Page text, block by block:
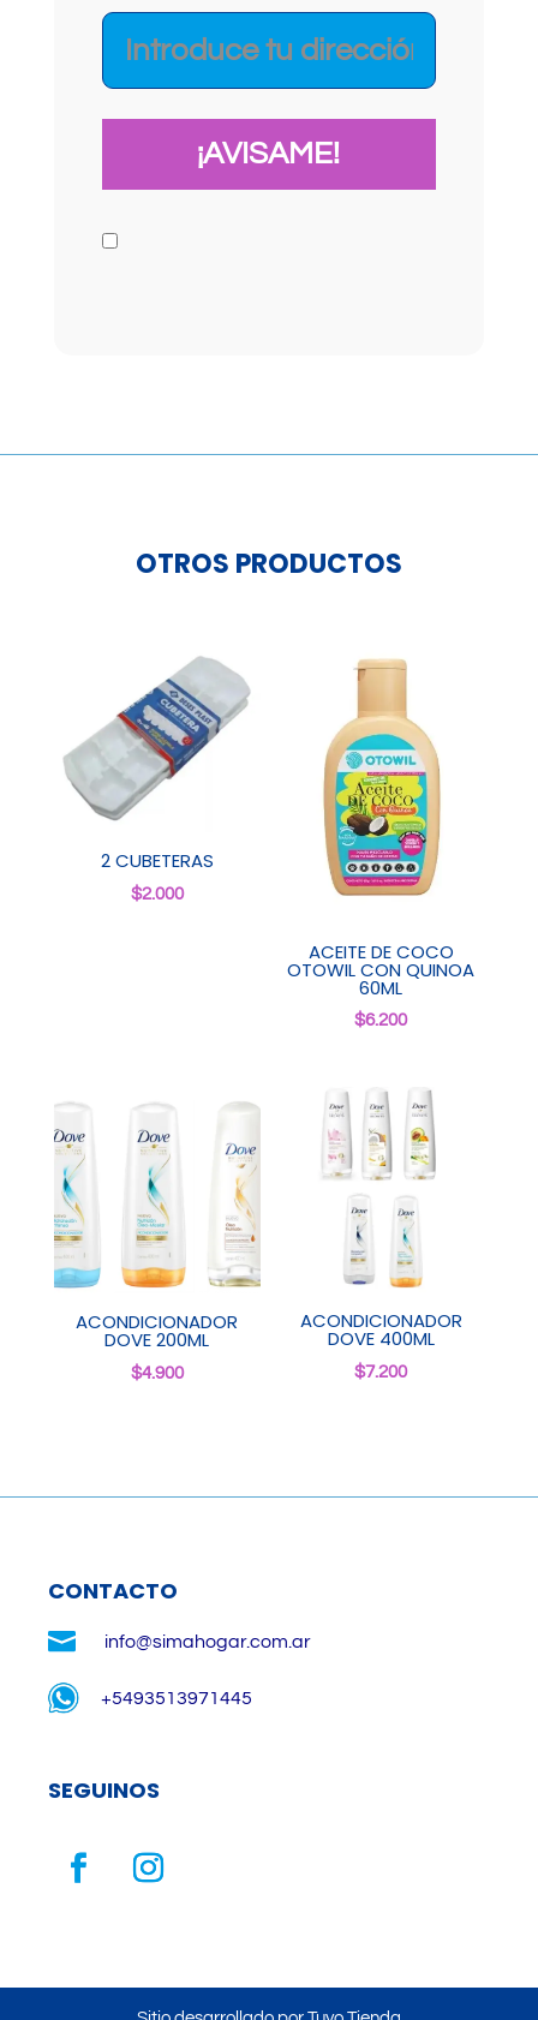
OTROS PRODUCTOS
2 CUBETERAS
$2.000
ACEITE DE COCO
OTOWIL CON QUINOA
60ML
$6.200
ACONDICIONADOR
DOVE 200ML
$4.900
ACONDICIONADOR
DOVE 400ML
$7.200
CONTACTO
 info@simahogar.com.ar
+5493513971445
SEGUINOS